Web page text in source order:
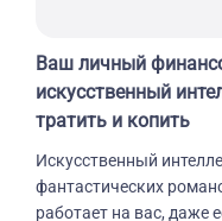
Ваш личный
искусственный
тратить и копить
Искусственный
фантастических
работает на вас, даже